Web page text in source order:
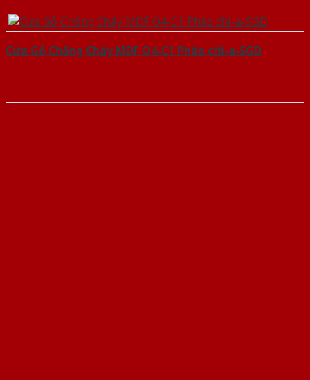
Cửa Gỗ Chống Cháy MDF O4-C1 Phào chi-a-SGD